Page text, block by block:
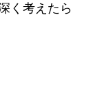
く考えたら